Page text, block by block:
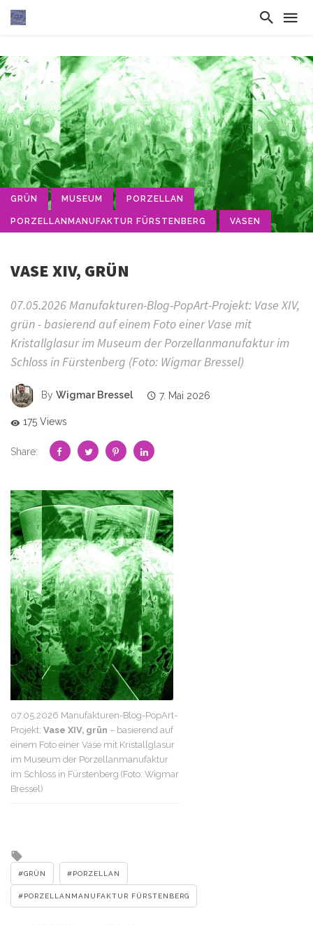
GRÜN MUSEUM PORZELLAN
PORZELLANMANUFAKTUR FÜRSTENBERG VASEN
VASE XIV, GRÜN
07.05.2026 Manufakturen-Blog-PopArt-Projekt: Vase XIV,
grün - basierend auf einem Foto einer Vase mit
Kristallglasur im Museum der Porzellanmanufaktur im
Schloss in Fürstenberg (Foto: Wigmar Bressel)
By Wigmar Bressel 7. Mai 2026
175 Views
Share:
07.05.2026 Manufakturen-Blog-PopArt-
Projekt: Vase XIV, grün – basierend auf
einem Foto einer Vase mit Kristallglasur
im Museum der Porzellanmanufaktur
im Schloss in Fürstenberg (Foto: Wigmar
Bressel)
with
GRÜN PORZELLAN
PORZELLANMANUFAKTUR FÜRSTENBERG